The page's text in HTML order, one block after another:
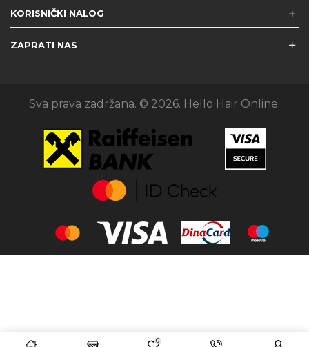
KORISNIČKI NALOG
ZAPRATI NAS
Sva prava zadržana. © 2026. Hello Hair Online.
0